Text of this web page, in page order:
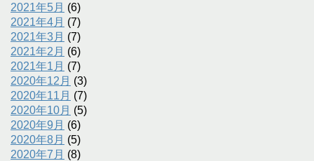
2021年5月 (6)
2021年4月 (7)
2021年3月 (7)
2021年2月 (6)
2021年1月 (7)
2020年12月 (3)
2020年11月 (7)
2020年10月 (5)
2020年9月 (6)
2020年8月 (5)
2020年7月 (8)